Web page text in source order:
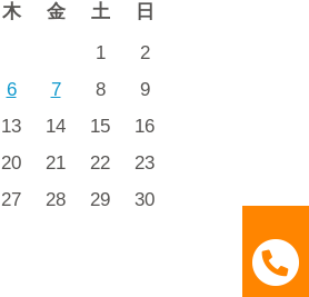
木 金 土 日
1
2
6 7 8
9
13 14 15
16
20 21 22
23
27 28 29
30